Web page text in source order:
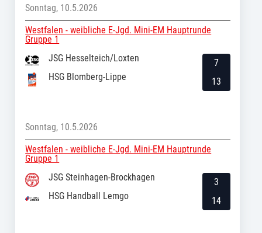
Sonntag, 10.5.2026
Westfalen - weibliche E-Jgd. Mini-EM Hauptrunde
Gruppe 1
JSG Hesselteich/Loxten
HSG Blomberg-Lippe
7
13
Sonntag, 10.5.2026
Westfalen - weibliche E-Jgd. Mini-EM Hauptrunde
Gruppe 1
JSG Steinhagen-Brockhagen
HSG Handball Lemgo
3
14